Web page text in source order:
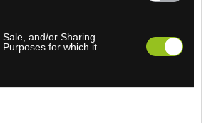
and/or Sharing
for which it
NOVINKA